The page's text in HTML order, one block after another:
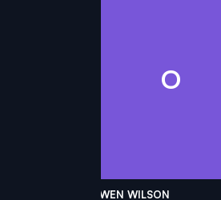
O
OWEN WILSON